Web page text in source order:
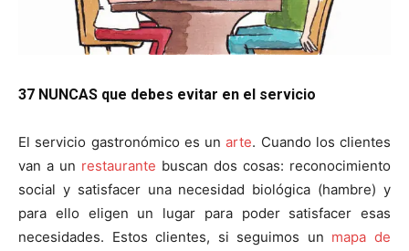
37 NUNCAS que debes evitar en el servicio
El servicio gastronómico es unarte. Cuando los clientes
van a un restaurante buscan dos cosas: reconocimiento
social y satisfacer una necesidad biológica (hambre) y
para ello eligen un lugar para poder satisfacer esas
necesidades. Estos clientes, si seguimos un mapa de